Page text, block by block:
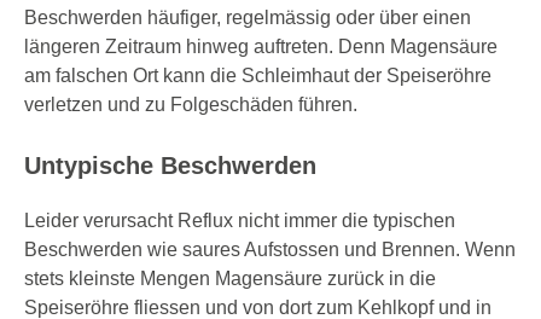
Beschwerden häufiger, regelmässig oder über einen
längeren Zeitraum hinweg auftreten. Denn Magensäure
am falschen Ort kann die Schleimhaut der Speiseröhre
verletzen und zu Folgeschäden führen.
Untypische Beschwerden
Leider verursacht Reflux nicht immer die typischen
Beschwerden wie saures Aufstossen und Brennen. Wenn
stets kleinste Mengen Magensäure zurück in die
Speiseröhre fliessen und von dort zum Kehlkopf und in